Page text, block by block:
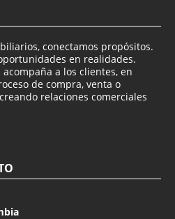
conectamos propósitos.
en realidades.
a los clientes, en
de compra, venta o
relaciones comerciales